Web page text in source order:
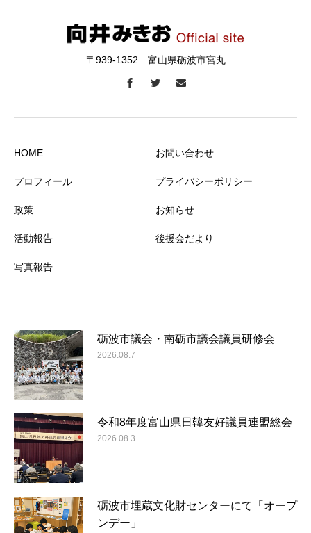
〒939-1352 富山県砺波市宮丸
HOME
プロフィール
政策
活動報告
写真報告
お問い合わせ
プライバシーポリシー
お知らせ
後援会だより
砺波市議会・南砺市議会議員研修会
2026.08.7
令和8年度富山県日韓友好議員連盟総会
2026.08.3
砺波市埋蔵文化財センターにて「オープ
ンデー」